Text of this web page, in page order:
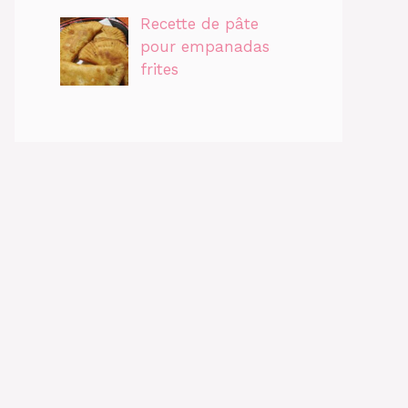
Recette de pâte
pour empanadas
frites